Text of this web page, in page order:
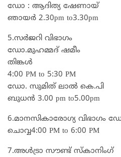
ഡോ : ആദിത്യ ഷേണായ്
ഞായർ 2.30pm to3.30pm
5.സർജറി വിഭാഗം
ഡോ.മുഹമ്മദ്‌ ഷമീം
തിങ്കൾ
4:00 PM to 5:30 PM
ഡോ. സുമിത് ലാൽ കെ.പി
ബുധൻ 3.00 pm to5.00pm
6.മാനസികാരോഗ്യ
ചൊവ്വ4:00 PM to 6:00 PM
7.അൾട്രാ സൗണ്ട് സ്കാനിംഗ്